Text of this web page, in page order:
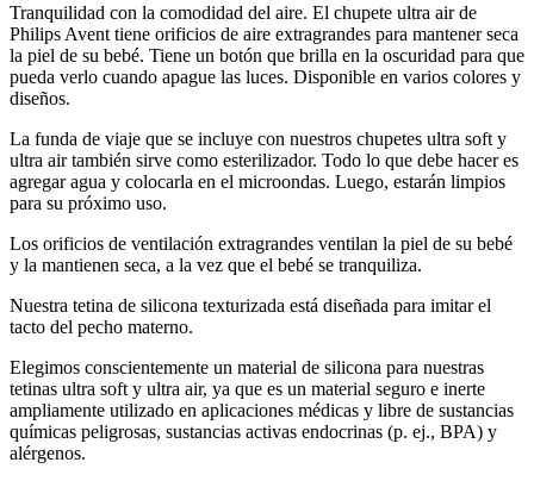
Tranquilidad con la comodidad del aire. El chupete ultra air de
Philips Avent tiene orificios de aire extragrandes para mantener seca
la piel de su bebé. Tiene un botón que brilla en la oscuridad para que
pueda verlo cuando apague las luces. Disponible en varios colores y
diseños.
La funda de viaje que se incluye con nuestros chupetes ultra soft y
ultra air también sirve como esterilizador. Todo lo que debe hacer es
agregar agua y colocarla en el microondas. Luego, estarán limpios
para su próximo uso.
Los orificios de ventilación extragrandes ventilan la piel de su bebé
y la mantienen seca, a la vez que el bebé se tranquiliza.
Nuestra tetina de silicona texturizada está diseñada para imitar el
tacto del pecho materno.
Elegimos conscientemente un material de silicona para nuestras
tetinas ultra soft y ultra air, ya que es un material seguro e inerte
ampliamente utilizado en aplicaciones médicas y libre de sustancias
químicas peligrosas, sustancias activas endocrinas (p. ej., BPA) y
alérgenos.